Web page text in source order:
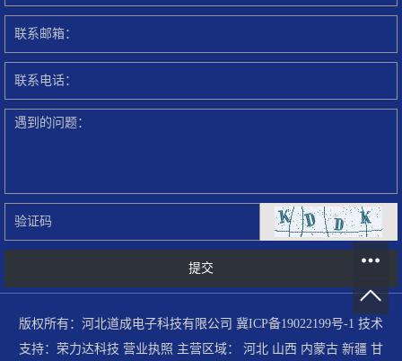
版权所有：河北道成电子科技有限公司 冀ICP备19022199号-1 技术
支持： 荣力达科技 营业执照 主营区域： 河北 山西 内蒙古 新疆 甘